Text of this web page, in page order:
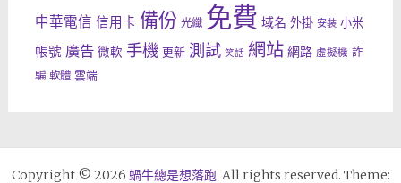
中華電信 信用卡 備份 光纖 免費 域名 外掛 安裝 小米
帳號 廣告 微軟 手機 更新 測試 笑話 網站 網路 虛擬機 詐
騙 軟體 雲端
Copyright © 2026 蝸牛總是想落跑. All rights reserved. Theme: